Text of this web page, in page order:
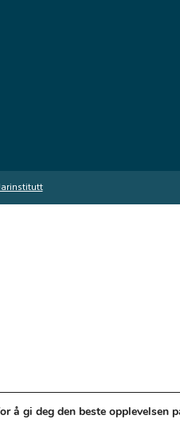
å gi deg den beste opplevelsen